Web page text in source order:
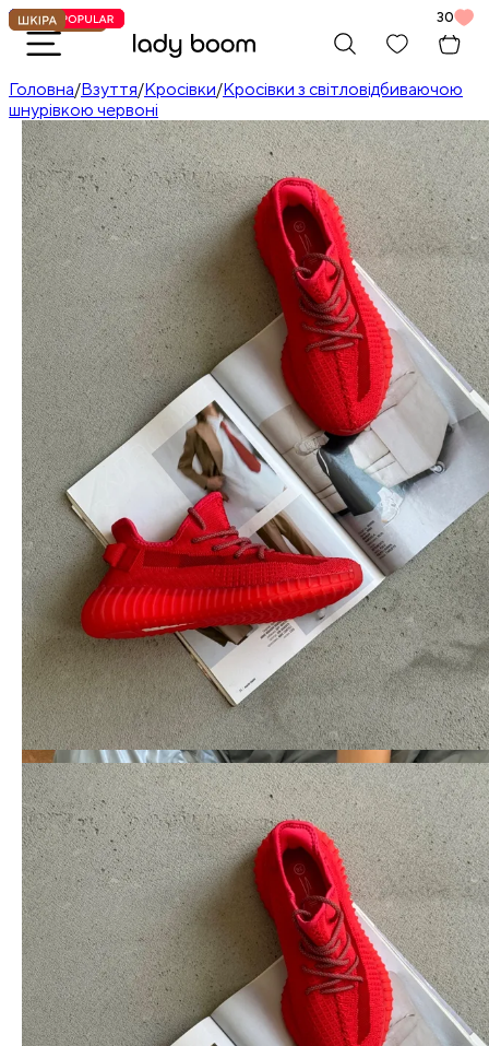
Головна/Взуття/Кросівки/Кросівки з світловідбиваючою
шнурівкою червоні
30